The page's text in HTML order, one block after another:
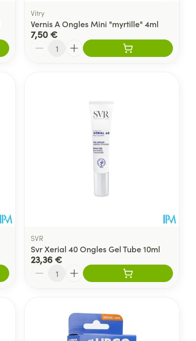
Vitry
Vernis A Ongles Mini "myrtille" 4ml
7,50 €
Quantité
SVR
Svr Xerial 40 Ongles Gel Tube 10ml
23,36 €
Quantité